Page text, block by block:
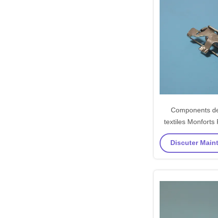
Components
textiles Monforts
broche de
Matériau SS
Discuter